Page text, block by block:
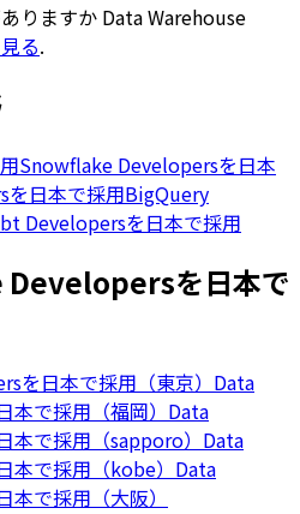
りますか Data Warehouse
る.
Snowflake Developersを日本
日本で採用BigQuery
Developersを日本で採用
を日本で
を日本で採用（東京） Data
で採用（福岡） Data
で採用（sapporo） Data
で採用（kobe） Data
で採用（大阪）